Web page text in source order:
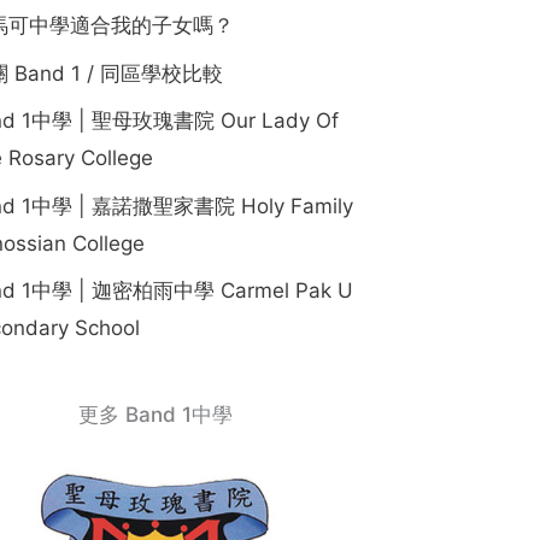
可中學適合我的子女嗎？
Band 1 / 同區學校比較
1中學 | 聖母玫瑰書院 Our Lady Of
Rosary College
1中學 | 嘉諾撒聖家書院 Holy Family
College
1中學 | 迦密柏雨中學 Carmel Pak U
School
更多 Band 1中學